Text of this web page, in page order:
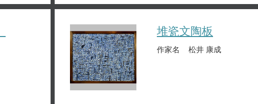
堆瓷文陶板
作家名 松井 康成